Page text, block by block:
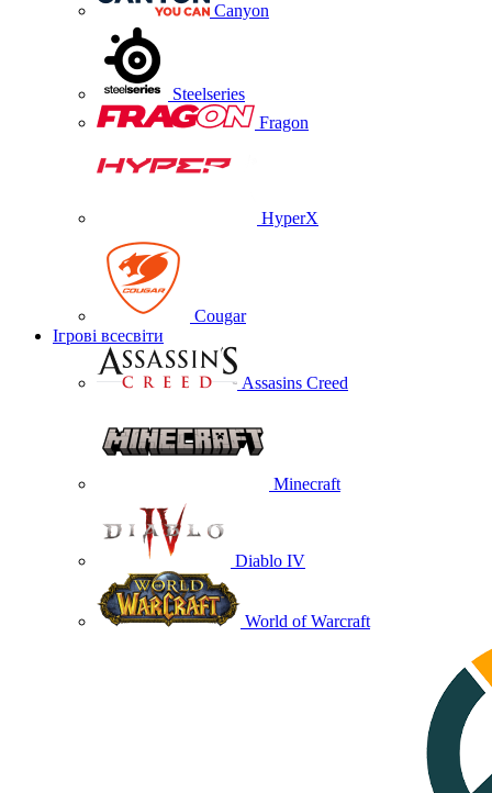
Canyon
Steelseries
Fragon
HyperX
Cougar
Ігрові всесвіти
Assasins Creed
Minecraft
Diablo IV
World of Warcraft